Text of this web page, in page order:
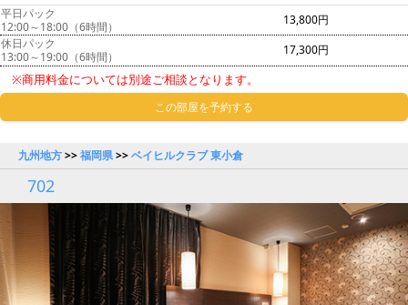
平日パック
12:00～18:00（6時間）
13,800円
休日パック
13:00～19:00（6時間）
17,300円
※商用料金については別途ご相談となります。
この部屋を予約する
九州地方>>福岡県>>ベイヒルクラブ 東小倉
702